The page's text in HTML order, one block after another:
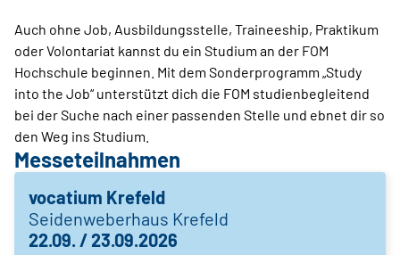
Auch ohne Job, Ausbildungsstelle, Traineeship, Praktikum
oder Volontariat kannst du ein Studium an der FOM
Hochschule beginnen. Mit dem Sonderprogramm „Study
into the Job“ unterstützt dich die FOM studienbegleitend
bei der Suche nach einer passenden Stelle und ebnet dir so
den Weg ins Studium.
Messeteilnahmen
vocatium Krefeld
Seidenweberhaus Krefeld
22.09. / 23.09.2026